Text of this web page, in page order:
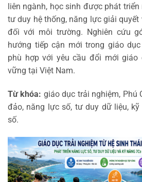
liên ngành, học sinh được phát
tư duy hệ thống, năng lực giải
đối với môi trường. Nghiên cứu
hướng tiếp cận mới trong giáo
phù hợp với yêu cầu đổi mới giáo
vững tại Việt Nam.
Từ khóa: giáo dục trải nghiệm, Phú
đảo, năng lực số, tư duy dữ liệu, kỹ
số.